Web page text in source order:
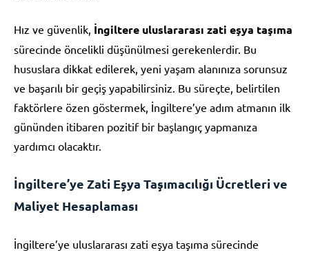
Hız ve güvenlik, İngiltere uluslararası zati eşya taşıma
sürecinde öncelikli düşünülmesi gerekenlerdir. Bu
hususlara dikkat edilerek, yeni yaşam alanınıza sorunsuz
ve başarılı bir geçiş yapabilirsiniz. Bu süreçte, belirtilen
faktörlere özen göstermek, İngiltere’ye adım atmanın ilk
gününden itibaren pozitif bir başlangıç yapmanıza
yardımcı olacaktır.
İngiltere’ye Zati Eşya Taşımacılığı Ücretleri ve
Maliyet Hesaplaması
İngiltere’ye uluslararası zati eşya taşıma sürecinde